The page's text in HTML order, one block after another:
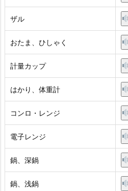
ザル
おたま、ひしゃく
計量カップ
はかり、体重計
コンロ・レンジ
電子レンジ
鍋、深鍋
鍋、浅鍋